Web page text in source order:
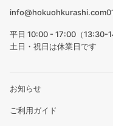
info@hokuohkurashi.com
平日 10:00 - 17:00（13:30-
土日・祝日は休業日です
お知らせ
ご利用ガイド